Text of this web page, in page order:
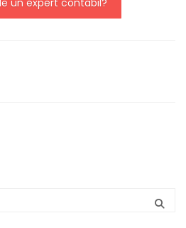
un expert contabil?